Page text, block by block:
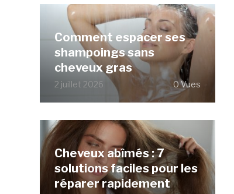
Comment espacer ses
shampoings sans
cheveux gras
2 juillet 2026 0 Vues
Cheveux abîmés : 7
solutions faciles pour les
réparer rapidement